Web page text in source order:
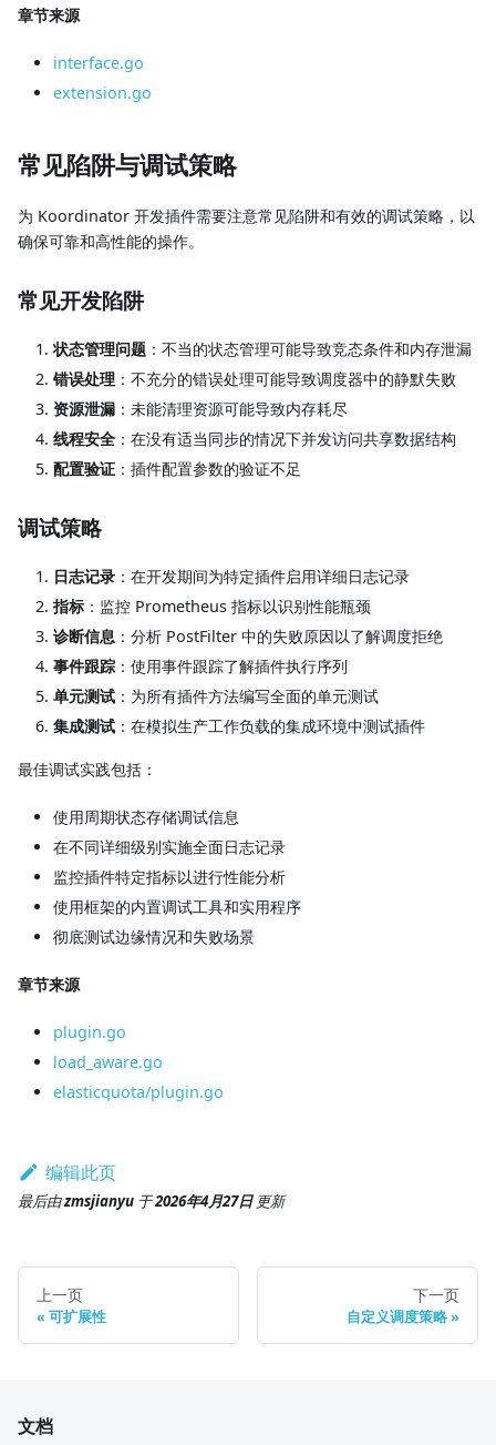
章节来源
interface.go
extension.go
常见陷阱与调试策略
为 Koordinator 开发插件需要注意常见陷阱和有效的调试策略，以
确保可靠和高性能的操作。
常见开发陷阱
状态管理问题 ：不当的状态管理可能导致竞态条件和内存泄漏
错误处理 ：不充分的错误处理可能导致调度器中的静默失败
资源泄漏 ：未能清理资源可能导致内存耗尽
线程安全 ：在没有适当同步的情况下并发访问共享数据结构
配置验证 ：插件配置参数的验证不足
调试策略
日志记录 ：在开发期间为特定插件启用详细日志记录
指标：监控 Prometheus 指标以识别性能瓶颈
诊断信息 ：分析 PostFilter 中的失败原因以了解调度拒绝
事件跟踪 ：使用事件跟踪了解插件执行序列
单元测试 ：为所有插件方法编写全面的单元测试
集成测试 ：在模拟生产工作负载的集成环境中测试插件
最佳调试实践包括：
使用周期状态存储调试信息
在不同详细级别实施全面日志记录
监控插件特定指标以进行性能分析
使用框架的内置调试工具和实用程序
彻底测试边缘情况和失败场景
章节来源
plugin.go
load_aware.go
elasticquota/plugin.go
编辑此页
最后由zmsjianyu 于2026年4月27日 更新
上一页
可扩展性
下一页
自定义调度策略
文档